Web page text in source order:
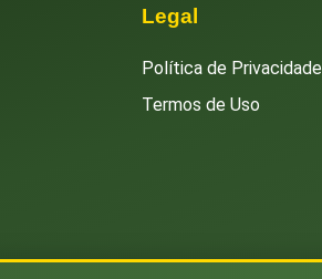
Legal
Política de Privacidade
Termos de Uso